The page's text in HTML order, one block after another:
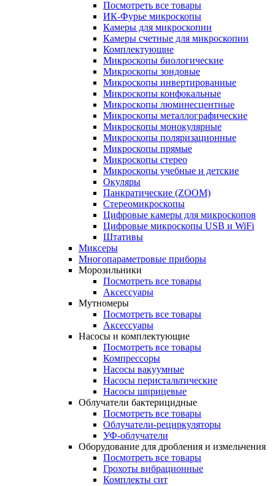
Посмотреть все товары
ИК-Фурье микроскопы
Камеры для микроскопии
Камеры счетные для микроскопии
Комплектующие
Микроскопы биологические
Микроскопы зондовые
Микроскопы инвертированные
Микроскопы конфокальные
Микроскопы люминесцентные
Микроскопы металлографические
Микроскопы монокулярные
Микроскопы поляризационные
Микроскопы прямые
Микроскопы стерео
Микроскопы учебные и детские
Окуляры
Панкратические (ZOOM)
Стереомикроскопы
Цифровые камеры для микроскопов
Цифровые микроскопы USB и WiFi
Штативы
Миксеры
Многопараметровые приборы
Морозильники
Посмотреть все товары
Аксессуары
Мутномеры
Посмотреть все товары
Аксессуары
Насосы и комплектующие
Посмотреть все товары
Компрессоры
Насосы вакуумные
Насосы перистальтические
Насосы шприцевые
Облучатели бактерицидные
Посмотреть все товары
Облучатели-рециркуляторы
УФ-облучатели
Оборудование для дробления и измельчения
Посмотреть все товары
Грохоты вибрационные
Комплекты сит